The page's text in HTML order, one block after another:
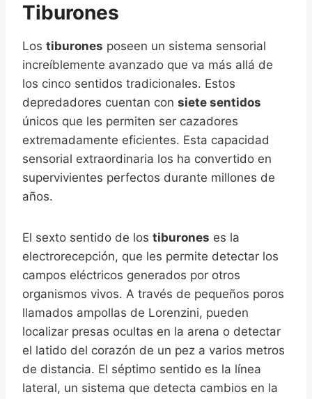
Tiburones
Los tiburones poseen un sistema sensorial
increíblemente avanzado que va más allá de
los cinco sentidos tradicionales. Estos
depredadores cuentan con siete sentidos
únicos que les permiten ser cazadores
extremadamente eficientes. Esta capacidad
sensorial extraordinaria los ha convertido en
supervivientes perfectos durante millones de
años.
El sexto sentido de los tiburones es la
electrorecepción, que les permite detectar los
campos eléctricos generados por otros
organismos vivos. A través de pequeños poros
llamados ampollas de Lorenzini, pueden
localizar presas ocultas en la arena o detectar
el latido del corazón de un pez a varios metros
de distancia. El séptimo sentido es la línea
lateral, un sistema que detecta cambios en la